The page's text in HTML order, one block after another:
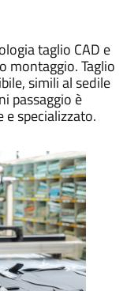
taglio CAD e
montaggio. Taglio
simili al sedile
passaggio è
specializzato.